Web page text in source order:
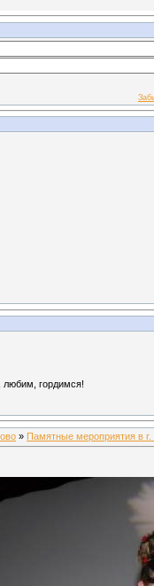
гордимся!
» Памятные мероприятия в